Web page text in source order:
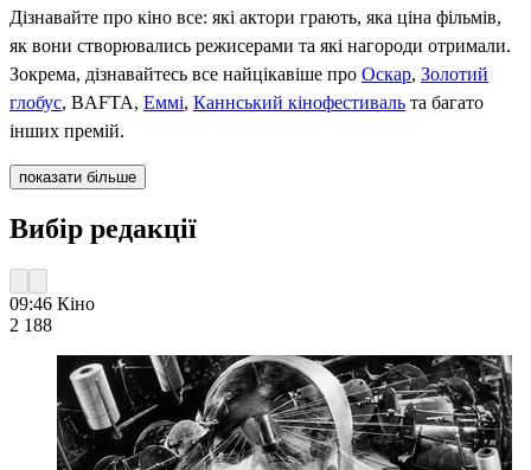
Дізнавайте про кіно все: які актори грають, яка ціна фільмів,
як вони створювались режисерами та які нагороди отримали.
Зокрема, дізнавайтесь все найцікавіше про Оскар, Золотий
глобус, BAFTA, Еммі, Каннський кінофестиваль та багато
інших премій.
показати більше
Вибір редакції
09:46 Кіно
2 188